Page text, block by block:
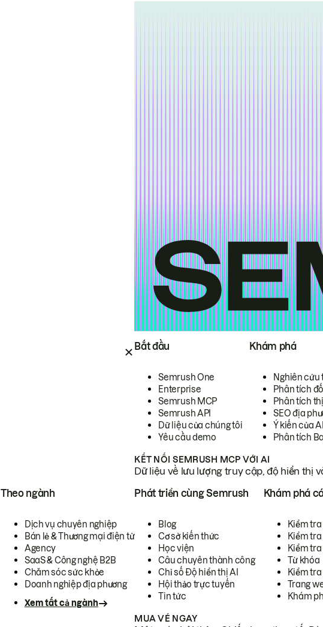
Bắt đầu
Semrush One
Enterprise
Semrush MCP
Semrush API
Dữ liệu của chúng tôi
Yêu cầu demo
Khám phá
Nghiên cứu
Phân tích
Phân tích
SEO địa
Ý kiến của
Phân tích
KẾT NỐI SEMRUSH MCP VỚI AI
Dữ liệu về lưu lượng truy cập, độ hiển thị
Theo ngành
Dịch vụ chuyên nghiệp
Bán lẻ & Thương mại điện tử
Agency
SaaS & Công nghệ B2B
Chăm sóc sức khỏe
Doanh nghiệp địa phương
Xem tất cả ngành
Phát triển cùng Semrush
Blog
Cơ sở kiến thức
Học viện
Câu chuyên thành công
Chỉ số Độ hiển thị AI
Hội thảo trực tuyến
Tin tức
Khám phá
Kiểm
Kiểm tra
Kiểm
Từ khóa
Kiểm
Trang
Khám
MUA VÉ NGAY